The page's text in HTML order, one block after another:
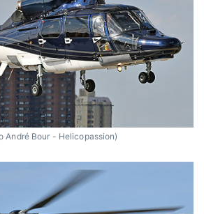
André Bour - Helicopassion)